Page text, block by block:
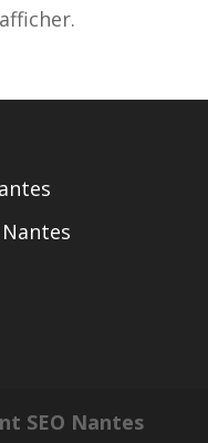
afficher.
SEO Nantes